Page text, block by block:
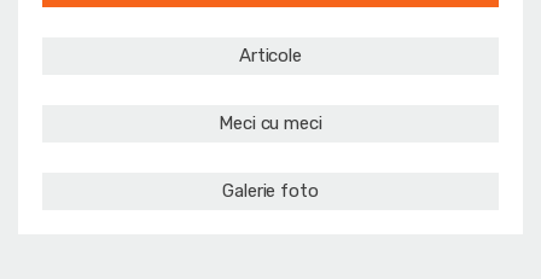
Articole
Meci cu meci
Galerie foto